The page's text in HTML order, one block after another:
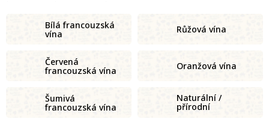
Bílá francouzská
vína Růžová vína
Červená
francouzská vína Oranžová vína
Šumivá
francouzská vína
Naturální /
přírodní
francouzská vína